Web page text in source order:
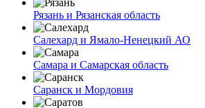
Рязань и Рязанская область
Салехард и Ямало-Ненецкий АО
Самара и Самарская область
Саранск и Мордовия